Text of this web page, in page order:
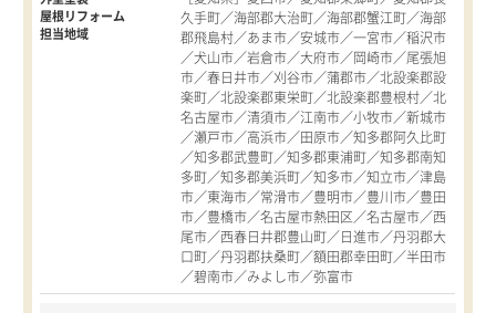
屋根リフォーム
担当地域
久手町／海部郡大治町／海部郡蟹江町／海部
郡飛島村／あま市／安城市／一宮市／稲沢市
／犬山市／岩倉市／大府市／岡崎市／尾張旭
市／春日井市／刈谷市／蒲郡市／北設楽郡設
楽町／北設楽郡東栄町／北設楽郡豊根村／北
名古屋市／清須市／江南市／小牧市／新城市
／瀬戸市／高浜市／田原市／知多郡阿久比町
／知多郡武豊町／知多郡東浦町／知多郡南知
多町／知多郡美浜町／知多市／知立市／津島
市／東海市／常滑市／豊明市／豊川市／豊田
市／豊橋市／名古屋市熱田区／名古屋市／西
尾市／西春日井郡豊山町／日進市／丹羽郡大
口町／丹羽郡扶桑町／額田郡幸田町／半田市
／碧南市／みよし市／弥富市